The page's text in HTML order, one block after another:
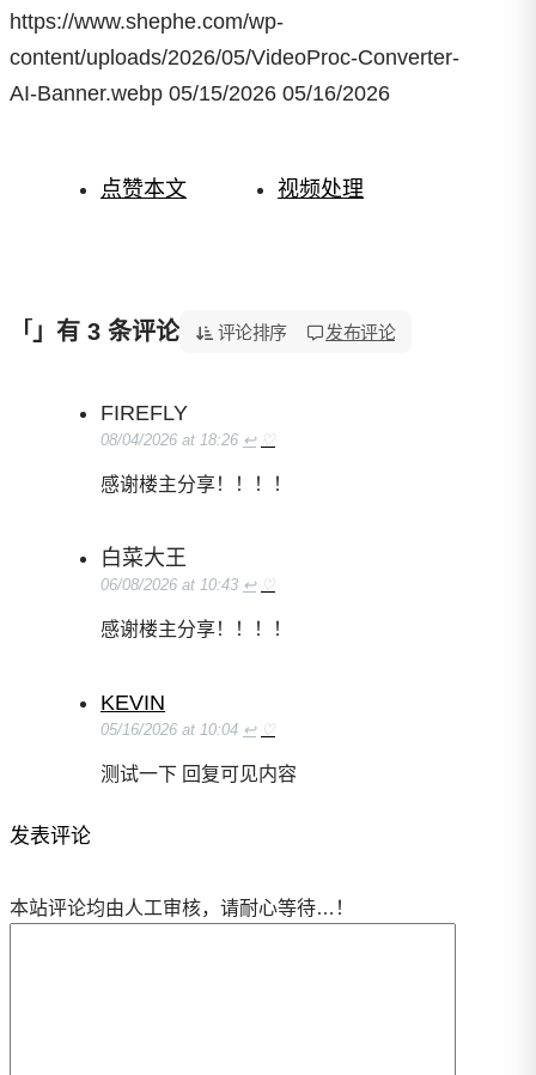
已有190人解锁查看
立即回复
https://www.shephe.com/wp-
content/uploads/2026/05/VideoProc-Converter-
AI-Banner.webp 05/15/2026 05/16/2026
点赞本文 视频处理
「多功能视频处理工具 VideoProc Converter AI 上手」
」有 3 条评论 评论排序 发布评论
FIREFLY
08/04/2026 at 18:26 ↩ ♡
感谢楼主分享！！！！
白菜大王
06/08/2026 at 10:43 ↩ ♡
感谢楼主分享！！！！
KEVIN
05/16/2026 at 10:04 ↩ ♡
测试一下 回复可见内容
发表评论
本站评论均由人工审核，请耐心等待…！